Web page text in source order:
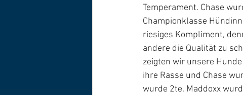
Temperament. Chase
Championklasse
riesiges Kompliment,
andere die Qualität zu
zeigten wir unsere
ihre Rasse und Chase
wurde 2te. Maddoxx